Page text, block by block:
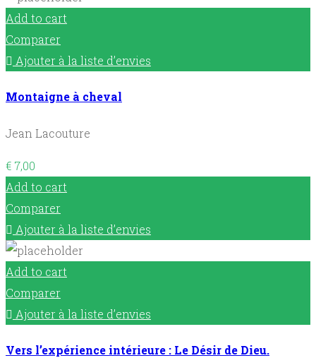
Add to cart
Comparer
Ajouter à la liste d’envies
Montaigne à cheval
Jean Lacouture
€ 7,00
Add to cart
Comparer
Ajouter à la liste d’envies
Add to cart
Comparer
Ajouter à la liste d’envies
Vers l’expérience intérieure : Le Désir de Dieu.